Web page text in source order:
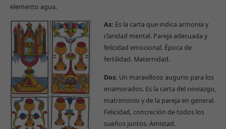
elemento agua.
As: Es la carta que indica armonía y
claridad mental. Pareja adecuada y
felicidad emocional. Época de
fertilidad. Maternidad.
Dos: Un maravilloso augurio para los
enamorados. Es la carta del noviazgo,
matrimonio y de la pareja en general.
Felicidad, concreción de todos los
sueños juntos. Amistad.